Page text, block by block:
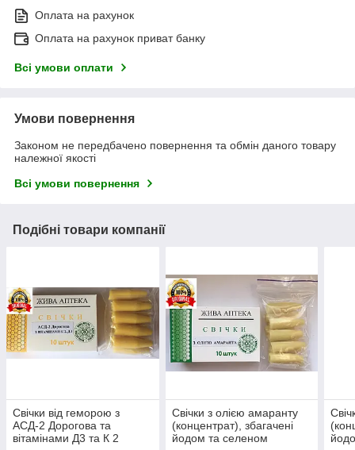
Оплата на рахунок
Оплата на рахунок приват банку
Всі умови оплати
Умови повернення
Законом не передбачено повернення та обмін даного товару
належної якості
Всі умови повернення
Подібні товари компанії
Свічки від геморою з
АСД-2 Дорогова та
вітамінами Д3 та К 2
Свічки з олією амаранту
(концентрат), збагачені
йодом та селеном